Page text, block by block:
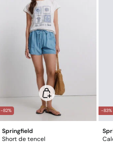
-82%
Springfield
Short de tencel
-83%